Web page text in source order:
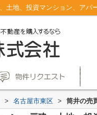
> 名古屋市東区 > 筒井の売